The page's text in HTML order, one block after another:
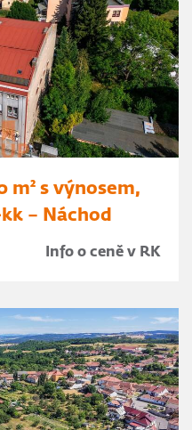
m² s výnosem,
– Náchod
Info o ceně v RK